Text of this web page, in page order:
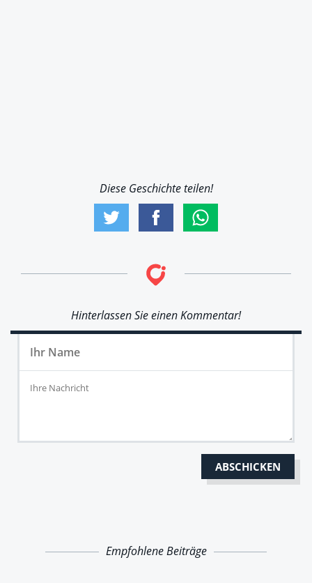
Diese Geschichte teilen!
Hinterlassen Sie einen Kommentar!
Empfohlene Beiträge